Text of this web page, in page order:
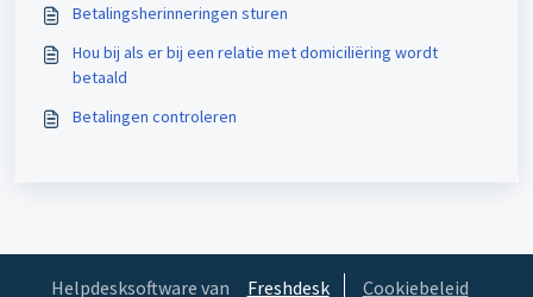
Betalingsherinneringen sturen
Hou bij als er bij een relatie met domiciliëring wordt
betaald
Betalingen controleren
Helpdesksoftware van Freshdesk Cookiebeleid